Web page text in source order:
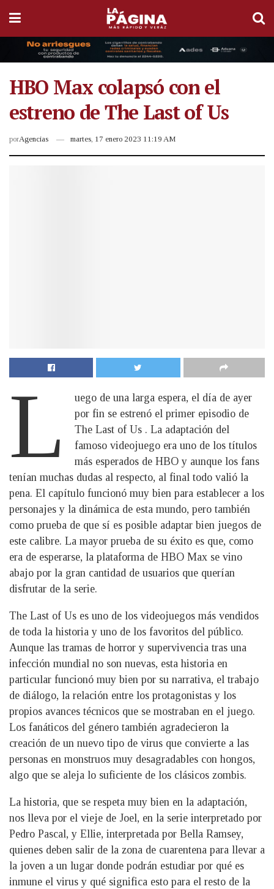
HBO Max colapsó con el
estreno de The Last of Us
porAgencias martes, 17 enero 2023 11:19 AM
L
uego de una larga espera, el día de ayer
por fin se estrenó el primer episodio de
The Last of Us . La adaptación del
famoso videojuego era uno de los títulos
más esperados de HBO y aunque los fans
tenían muchas dudas al respecto, al final todo valió la
pena. El capítulo funcionó muy bien para establecer a los
personajes y la dinámica de esta mundo, pero también
como prueba de que sí es posible adaptar bien juegos de
este calibre. La mayor prueba de su éxito es que, como
era de esperarse, la plataforma de HBO Max se vino
abajo por la gran cantidad de usuarios que querían
disfrutar de la serie.
The Last of Us es uno de los videojuegos más vendidos
de toda la historia y uno de los favoritos del público.
Aunque las tramas de horror y supervivencia tras una
infección mundial no son nuevas, esta historia en
particular funcionó muy bien por su narrativa, el trabajo
de diálogo, la relación entre los protagonistas y los
propios avances técnicos que se mostraban en el juego.
Los fanáticos del género también agradecieron la
creación de un nuevo tipo de virus que convierte a las
personas en monstruos muy desagradables con hongos,
algo que se aleja lo suficiente de los clásicos zombis.
La historia, que se respeta muy bien en la adaptación,
nos lleva por el vieje de Joel, en la serie interpretado por
Pedro Pascal, y Ellie, interpretada por Bella Ramsey,
quienes deben salir de la zona de cuarentena para llevar a
la joven a un lugar donde podrán estudiar por qué es
inmune el virus y qué significa esto para el resto de la